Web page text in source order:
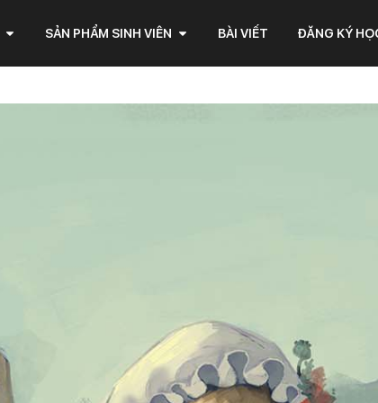
SẢN PHẨM SINH VIÊN BÀI VIẾT ĐĂNG KÝ